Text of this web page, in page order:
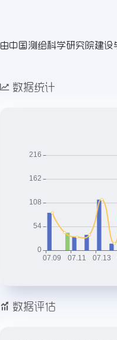
由中国测绘科学研究院建
数据统计
数据评估